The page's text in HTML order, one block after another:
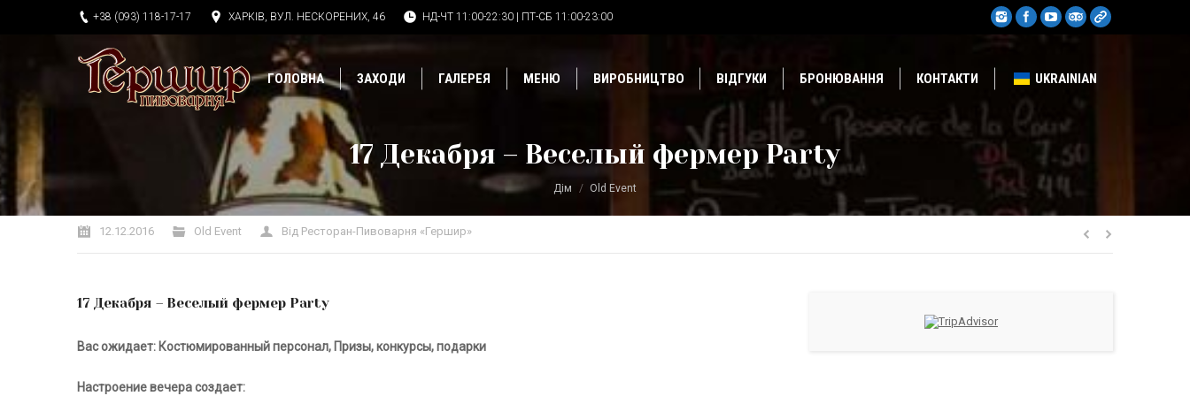
+38 (093) 118-17-17 ХАРКІВ, ВУЛ. НЕСКОРЕНИХ, 46 НД-ЧТ 11:00-22:30 | ПТ-СБ 11:00-23:00
ГОЛОВНА ЗАХОДИ ГАЛЕРЕЯ МЕНЮ ВИРОБНИЦТВО ВІДГУКИ БРОНЮВАННЯ КОНТАКТИ UKRAINIAN
17 Декабря – Веселый фермер Party
Дім Old Event
12.12.2016 Old Event Від Ресторан-Пивоварня «Гершир»
17 Декабря – Веселый фермер Party
Вас ожидает: Костюмированный персонал, Призы, конкурсы, подарки
Настроение вечера создает: